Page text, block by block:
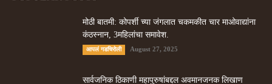
मोठी बातमी: कोपर्शी च्या जंगलात चकमकीत चार माओवाद्यांना
कंठस्नान, 3महिलांचा समावेश.
आपलं गडचिरोली August 27, 2025
सार्वजनिक ठिकाणी महापुरुषांबद्दल अवमानजनक लिखाण